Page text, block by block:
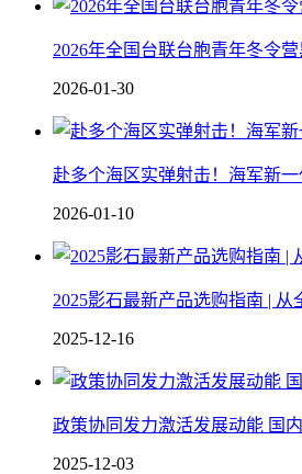
2026年全国台联台胞青年冬令
2026-01-30
赴多个海区实弹射击！海军新
2026-01-10
2025影石最新产品选购指南 | 从
2025-12-16
政策协同发力激活发展动能 国
2025-12-03